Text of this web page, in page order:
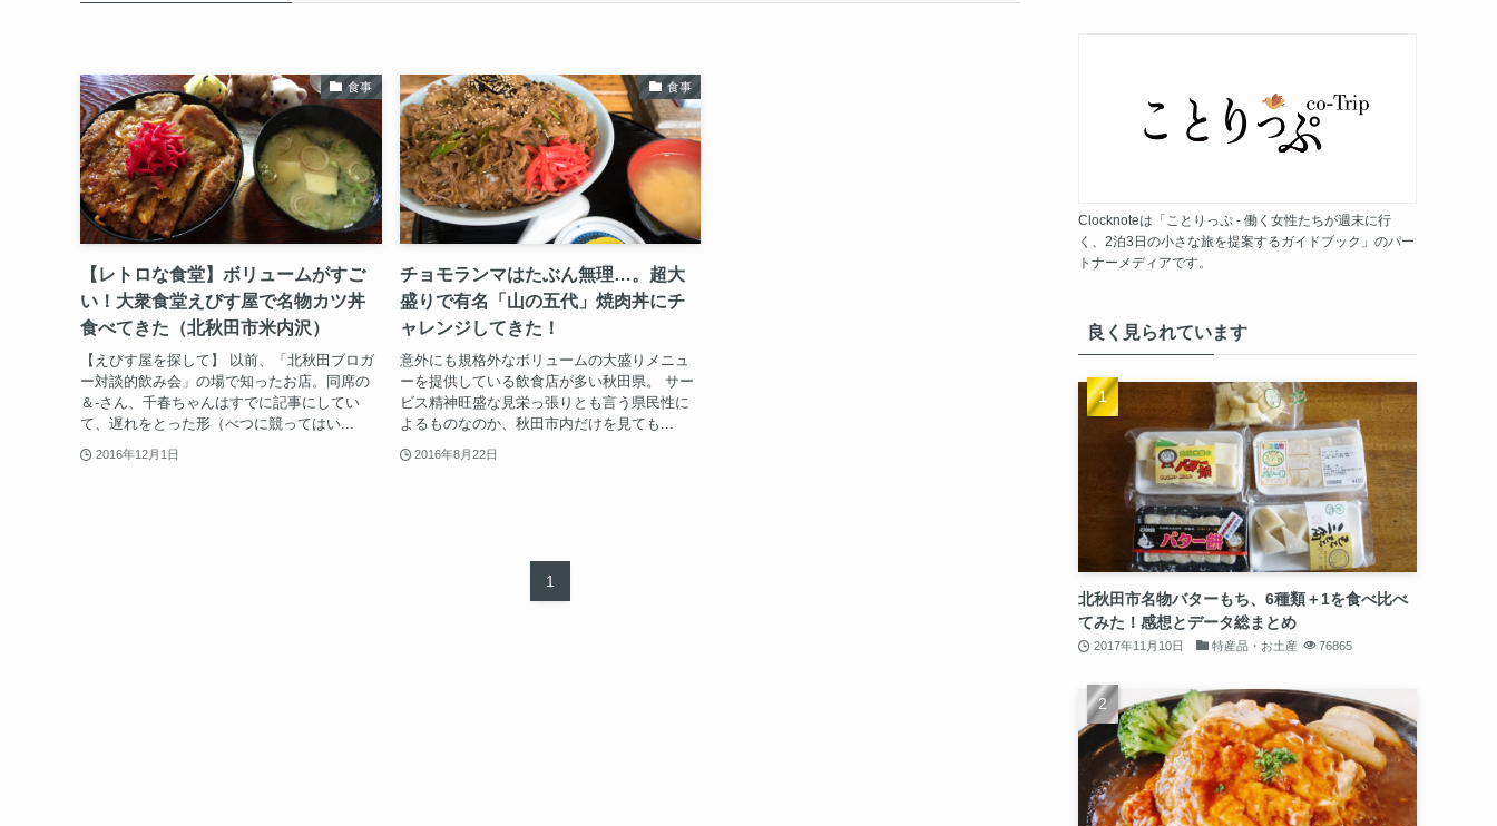
食事
【レトロな食堂】ボリュームがすご
い！大衆食堂えびす屋で名物カツ丼
食べてきた（北秋田市米内沢）
【えびす屋を探して】 以前、「北秋田ブロガ
ー対談的飲み会」の場で知ったお店。同席の
＆-さん、千春ちゃんはすでに記事にしてい
て、遅れをとった形（べつに競ってはい...
2016年12月1日
食事
チョモランマはたぶん無理…。超大
盛りで有名「山の五代」焼肉丼にチ
ャレンジしてきた！
意外にも規格外なボリュームの大盛りメニュ
ーを提供している飲食店が多い秋田県。 サー
ビス精神旺盛な見栄っ張りとも言う県民性に
よるものなのか、秋田市内だけを見ても...
2016年8月22日
1
Clocknoteは「ことりっぷ - 働く女性たちが週末に行
く、2泊3日の小さな旅を提案するガイドブック」のパー
トナーメディアです。
良く見られています
北秋田市名物バターもち、6種類＋1を食べ比べ
てみた！感想とデータ総まとめ
2017年11月10日 特産品・お土産 76865